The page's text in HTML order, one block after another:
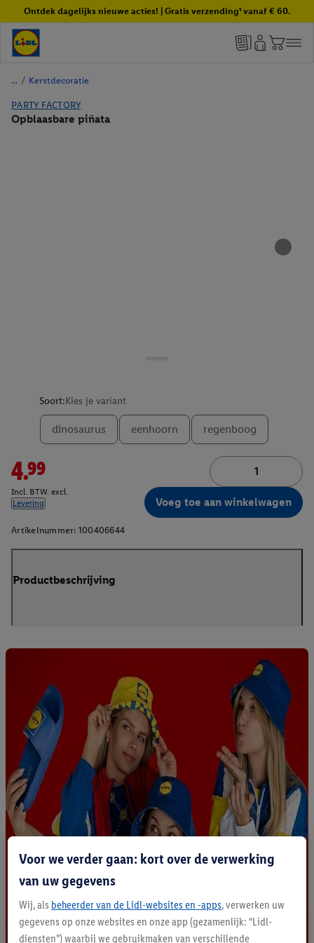
Ontdek dagelijks nieuwe acties! | Gratis verzending¹ vanaf € 60.
/ Kerstdecoratie
PARTY FACTORY
Opblaasbare piñata
Soort:Kies je variant
dinosaurus eenhoorn regenboog
4.99
Incl. BTW. excl.
Levering
Voeg toe aan winkelwagen
Artikelnummer: 100406644
Productbeschrijving
Voor we verder gaan: kort over de verwerking
van uw gegevens
Wij, als beheerder van de Lidl-websites en -apps, verwerken uw
gegevens op onze websites en onze app (gezamenlijk: “Lidl-
diensten”) waarbij we gebruikmaken van verschillende